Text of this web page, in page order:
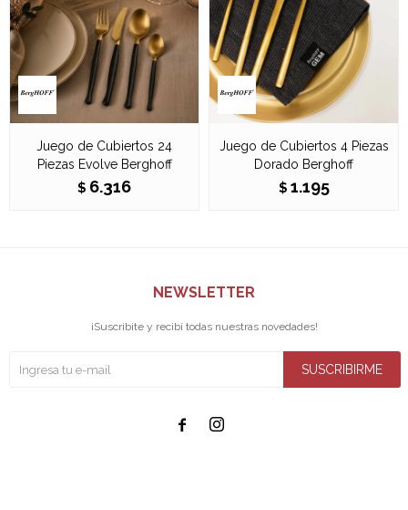
Juego de Cubiertos 24
Piezas Evolve Berghoff
$ 6.316
Juego de Cubiertos 4 Piezas
Dorado Berghoff
$ 1.195
NEWSLETTER
¡Suscribite y recibí todas nuestras novedades!
SUSCRIBIRME
 